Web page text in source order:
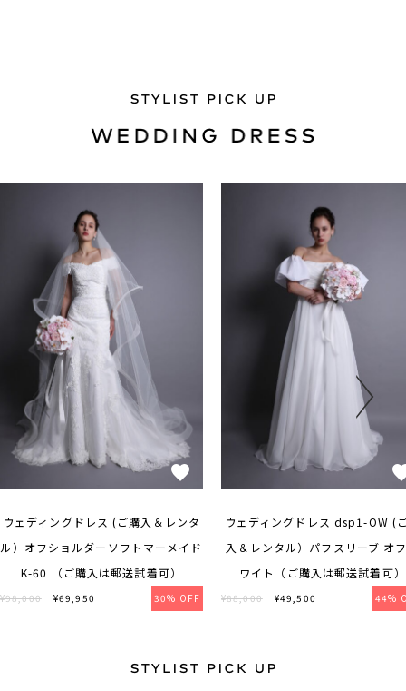
ウェディングドレス (ご購入＆レンタ
ル）オフショルダーソフトマーメイド
K-60 （ご購入は郵送試着可）
¥98,000 ¥69,950 30% OFF
ウェディングドレス dsp1-OW (
入＆レンタル）パフスリーブ オ
ワイト（ご購入は郵送試着可）
¥88,000 ¥49,500 44%